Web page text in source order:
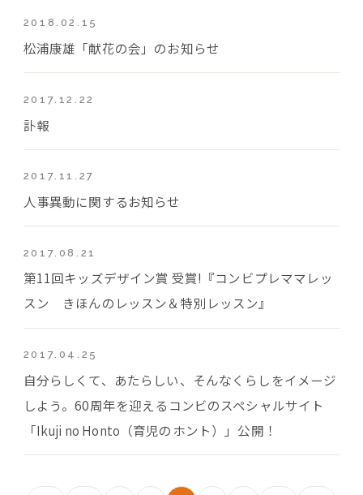
2018.02.15
松浦康雄「献花の会」のお知らせ
2017.12.22
訃報
2017.11.27
人事異動に関するお知らせ
2017.08.21
第11回キッズデザイン賞 受賞!『コンビプレママレッ
スン きほんのレッスン＆特別レッスン』
2017.04.25
自分らしくて、あたらしい、そんなくらしをイメージ
しよう。60周年を迎えるコンビのスペシャルサイト
「Ikuji no Honto（育児のホント）」公開！